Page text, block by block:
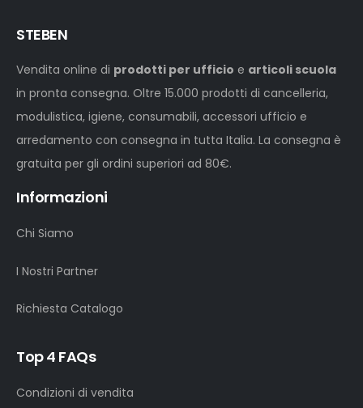
STEBEN
Vendita online di prodotti per ufficio e articoli scuola
in pronta consegna. Oltre 15.000 prodotti di cancelleria,
modulistica, igiene, consumabili, accessori ufficio e
arredamento con consegna in tutta Italia. La consegna è
gratuita per gli ordini superiori ad 80€.
Informazioni
Chi Siamo
I Nostri Partner
Richiesta Catalogo
Top 4 FAQs
Condizioni di vendita